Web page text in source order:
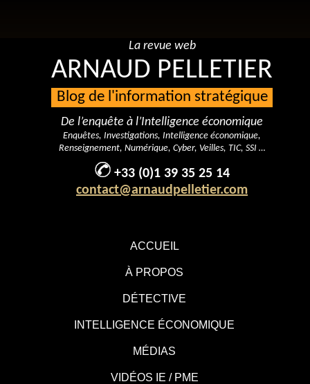
ACCUEIL
À PROPOS
DÉTECTIVE
INTELLIGENCE ÉCONOMIQUE
MÉDIAS
VIDÉOS IE / PME
La revue web
ARNAUD PELLETIER
Blog de l'information stratégique
De l’enquête à l’Intelligence économique
Enquêtes, Investigations, Intelligence économique,
Renseignement, Numérique, Cyber, Veilles, TIC, SSI …
+33 (0)1 39 35 25 14
contact@arnaudpelletier.com